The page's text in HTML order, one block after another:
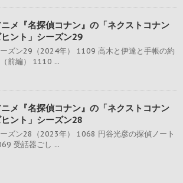
メ『名探偵コナン』の「ネクストコナン
ヒント」シーズン29
ズン29（2024年） 1109 高木と伊達と手帳の約
前編） 1110 ...
メ『名探偵コナン』の「ネクストコナン
ヒント」シーズン28
ズン28（2023年） 1068 円谷光彦の探偵ノート
受話器ごし ...